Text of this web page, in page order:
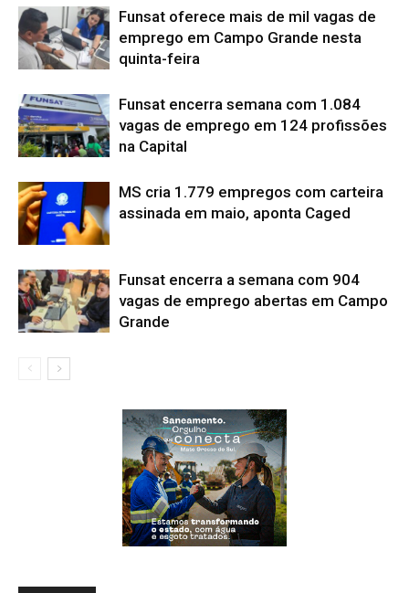
Funsat oferece mais de mil vagas de
emprego em Campo Grande nesta
quinta-feira
Funsat encerra semana com 1.084
vagas de emprego em 124 profissões
na Capital
MS cria 1.779 empregos com carteira
assinada em maio, aponta Caged
Funsat encerra a semana com 904
vagas de emprego abertas em Campo
Grande